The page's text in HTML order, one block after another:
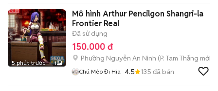
5 phút trước 1
Mô hình Arthur Pencilgon Shangri-la
Frontier Real
Đã sử dụng
150.000 đ
Phường Nguyễn An Ninh (P. Tam Thắng mới)
Chú Mèo Đi Hia 4.5 135 đã bán